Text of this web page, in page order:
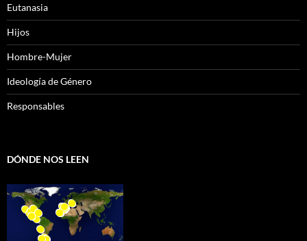
Eutanasia
Hijos
Hombre-Mujer
Ideología de Género
Responsables
DÓNDE NOS LEEN